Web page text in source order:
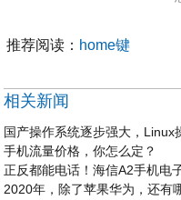
推荐阅读： home键
相关新闻
国产操作系统逐步强大，Linux
手机流量价格，你怎么定？
正反都能电话！海信A2手机电
2020年，除了苹果华为，还有